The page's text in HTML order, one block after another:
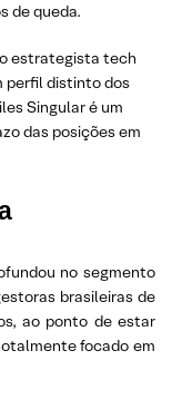
de queda.
estrategista tech
perfil distinto dos
Singular é um
das posições em
no segmento
brasileiras de
ao ponto de estar
focado em